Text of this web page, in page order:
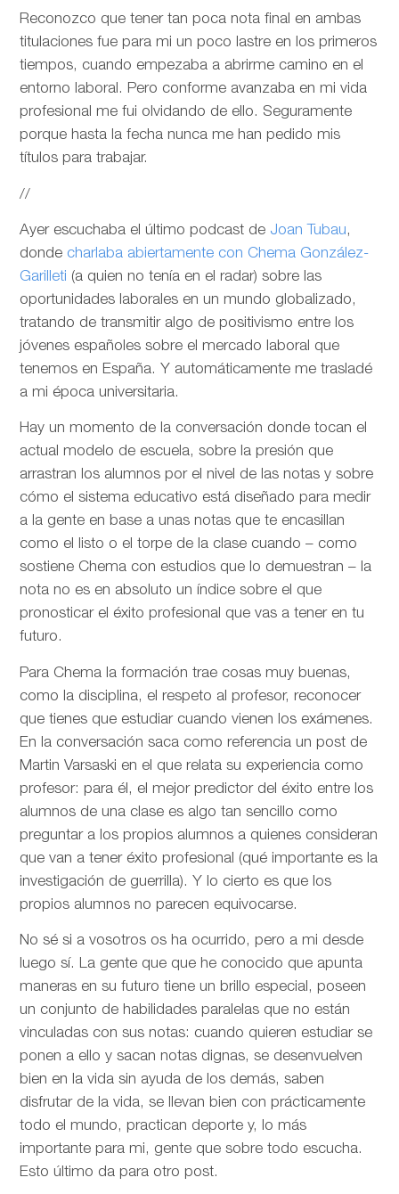
Reconozco que tener tan poca nota final en ambas
titulaciones fue para mi un poco lastre en los primeros
tiempos, cuando empezaba a abrirme camino en el
entorno laboral. Pero conforme avanzaba en mi vida
profesional me fui olvidando de ello. Seguramente
porque hasta la fecha nunca me han pedido mis
títulos para trabajar.
//
Ayer escuchaba el último podcast de Joan Tubau,
donde charlaba abiertamente con Chema González-
Garilleti (a quien no tenía en el radar) sobre las
oportunidades laborales en un mundo globalizado,
tratando de transmitir algo de positivismo entre los
jóvenes españoles sobre el mercado laboral que
tenemos en España. Y automáticamente me trasladé
a mi época universitaria.
Hay un momento de la conversación donde tocan el
actual modelo de escuela, sobre la presión que
arrastran los alumnos por el nivel de las notas y sobre
cómo el sistema educativo está diseñado para medir
a la gente en base a unas notas que te encasillan
como el listo o el torpe de la clase cuando – como
sostiene Chema con estudios que lo demuestran – la
nota no es en absoluto un índice sobre el que
pronosticar el éxito profesional que vas a tener en tu
futuro.
Para Chema la formación trae cosas muy buenas,
como la disciplina, el respeto al profesor, reconocer
que tienes que estudiar cuando vienen los exámenes.
En la conversación saca como referencia un post de
Martin Varsaski en el que relata su experiencia como
profesor: para él, el mejor predictor del éxito entre los
alumnos de una clase es algo tan sencillo como
preguntar a los propios alumnos a quienes consideran
que van a tener éxito profesional (qué importante es la
investigación de guerrilla). Y lo cierto es que los
propios alumnos no parecen equivocarse.
No sé si a vosotros os ha ocurrido, pero a mi desde
luego sí. La gente que que he conocido que apunta
maneras en su futuro tiene un brillo especial, poseen
un conjunto de habilidades paralelas que no están
vinculadas con sus notas: cuando quieren estudiar se
ponen a ello y sacan notas dignas, se desenvuelven
bien en la vida sin ayuda de los demás, saben
disfrutar de la vida, se llevan bien con prácticamente
todo el mundo, practican deporte y, lo más
importante para mi, gente que sobre todo escucha.
Esto último da para otro post.